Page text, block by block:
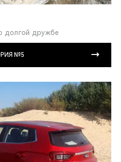
долгой дружбе
№5